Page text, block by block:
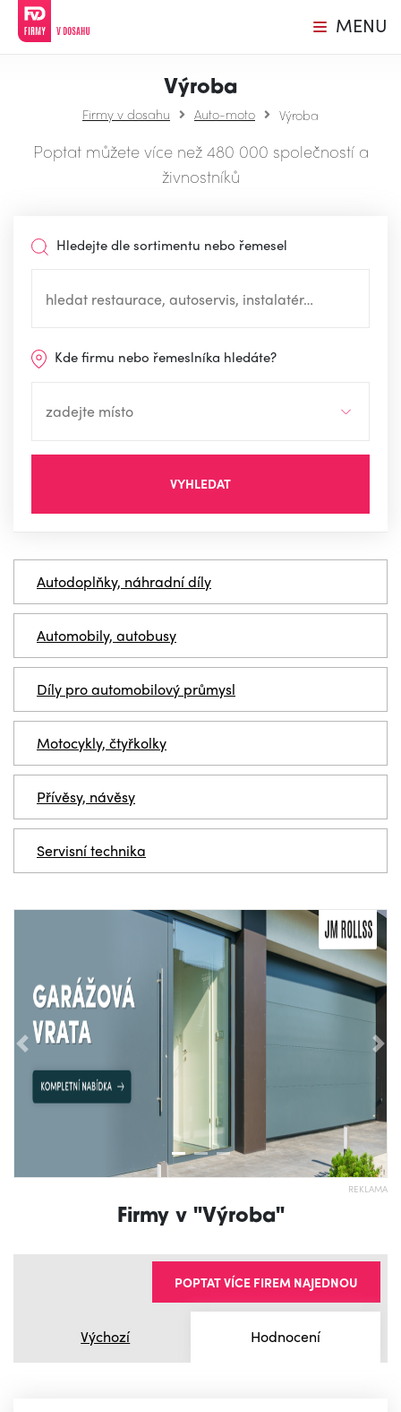
MENU
Výroba
Firmy v dosahu Auto-moto Výroba
Poptat můžete více než 480 000 společností a
živnostníků
Hledejte dle sortimentu nebo řemesel
Kde firmu nebo řemeslníka hledáte?
VYHLEDAT
Autodoplňky, náhradní díly
Automobily, autobusy
Díly pro automobilový průmysl
Motocykly, čtyřkolky
Přívěsy, návěsy
Servisní technika
Předchozí
REKLAMA
Firmy v "Výroba"
Výchozí Hodnocení
POPTAT VÍCE FIREM NAJEDNOU